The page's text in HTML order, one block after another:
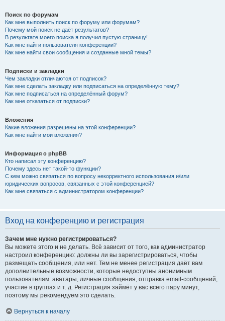
Поиск по форумам
Как мне выполнить поиск по форуму или форумам?
Почему мой поиск не даёт результатов?
В результате моего поиска я получил пустую страницу!
Как мне найти пользователя конференции?
Как мне найти свои сообщения и созданные мной темы?
Подписки и закладки
Чем закладки отличаются от подписок?
Как мне сделать закладку или подписаться на определённую тему?
Как мне подписаться на определённый форум?
Как мне отказаться от подписки?
Вложения
Какие вложения разрешены на этой конференции?
Как мне найти мои вложения?
Информация о phpBB
Кто написал эту конференцию?
Почему здесь нет такой-то функции?
С кем можно связаться по вопросу некорректного использования и/или
юридических вопросов, связанных с этой конференцией?
Как мне связаться с администратором конференции?
Вход на конференцию и регистрация
Зачем мне нужно регистрироваться?
Вы можете этого и не делать. Всё зависит от того, как администратор
настроил конференцию: должны ли вы зарегистрироваться, чтобы
размещать сообщения, или нет. Тем не менее регистрация даёт вам
дополнительные возможности, которые недоступны анонимным
пользователям: аватары, личные сообщения, отправка email-сообщений,
участие в группах и т. д. Регистрация займёт у вас всего пару минут,
поэтому мы рекомендуем это сделать.
Вернуться к началу